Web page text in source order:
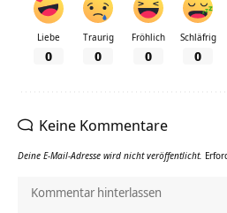
Liebe
0
Traurig
0
Fröhlich
0
Schläfrig
0
Keine Kommentare
Deine E-Mail-Adresse wird nicht veröffentlicht.